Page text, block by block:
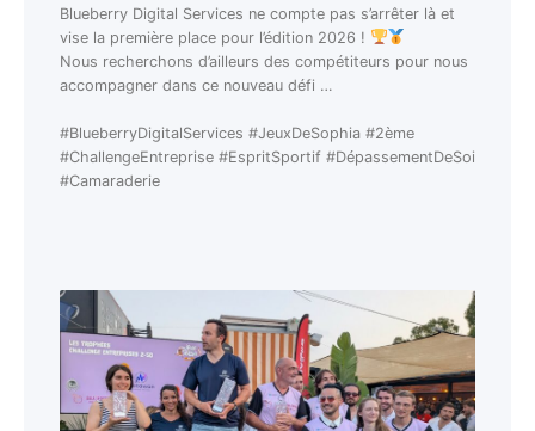
Blueberry Digital Services ne compte pas s’arrêter là et
vise la première place pour l’édition 2026 !
Nous recherchons d’ailleurs des compétiteurs pour nous
accompagner dans ce nouveau défi …
#BlueberryDigitalServices #JeuxDeSophia #2ème
#ChallengeEntreprise #EspritSportif #DépassementDeSoi
#Camaraderie